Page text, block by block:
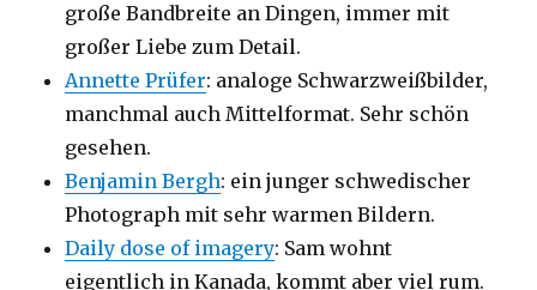
große Bandbreite an Dingen, immer mit
großer Liebe zum Detail.
Annette Prüfer: analoge Schwarzweißbilder,
manchmal auch Mittelformat. Sehr schön
gesehen.
Benjamin Bergh: ein junger schwedischer
Photograph mit sehr warmen Bildern.
Daily dose of imagery: Sam wohnt
eigentlich in Kanada, kommt aber viel rum.